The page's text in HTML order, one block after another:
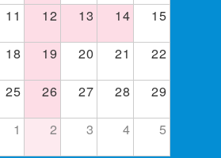
11 12 13 14
15
18 19 20 21
22
25 26 27 28
29
1 2 3 4 5